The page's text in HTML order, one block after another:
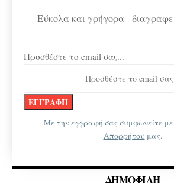
Εύκολα και γρήγορα -
Προσθέστε το email σας...
Με την εγγραφή σας συμφωνείτε
Απορρήτου μας.
ΔΗΜΟΦΙΛΉ